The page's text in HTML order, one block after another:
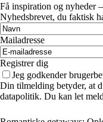
Få inspiration og nyheder
Nyhedsbrevet, du faktisk
Mailadresse
Registrer dig
Jeg godkender
Din tilmelding betyder, at
datapolitik. Du kan let